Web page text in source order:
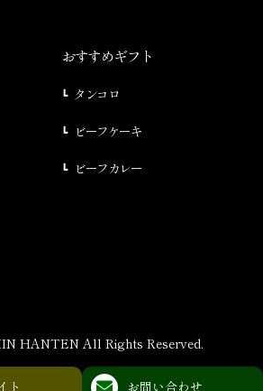
ト お問い合わせ
おすすめギフト
タンコロ
ビーフケーキ
ビーフカレー
HANTEN All Rights Reserved.